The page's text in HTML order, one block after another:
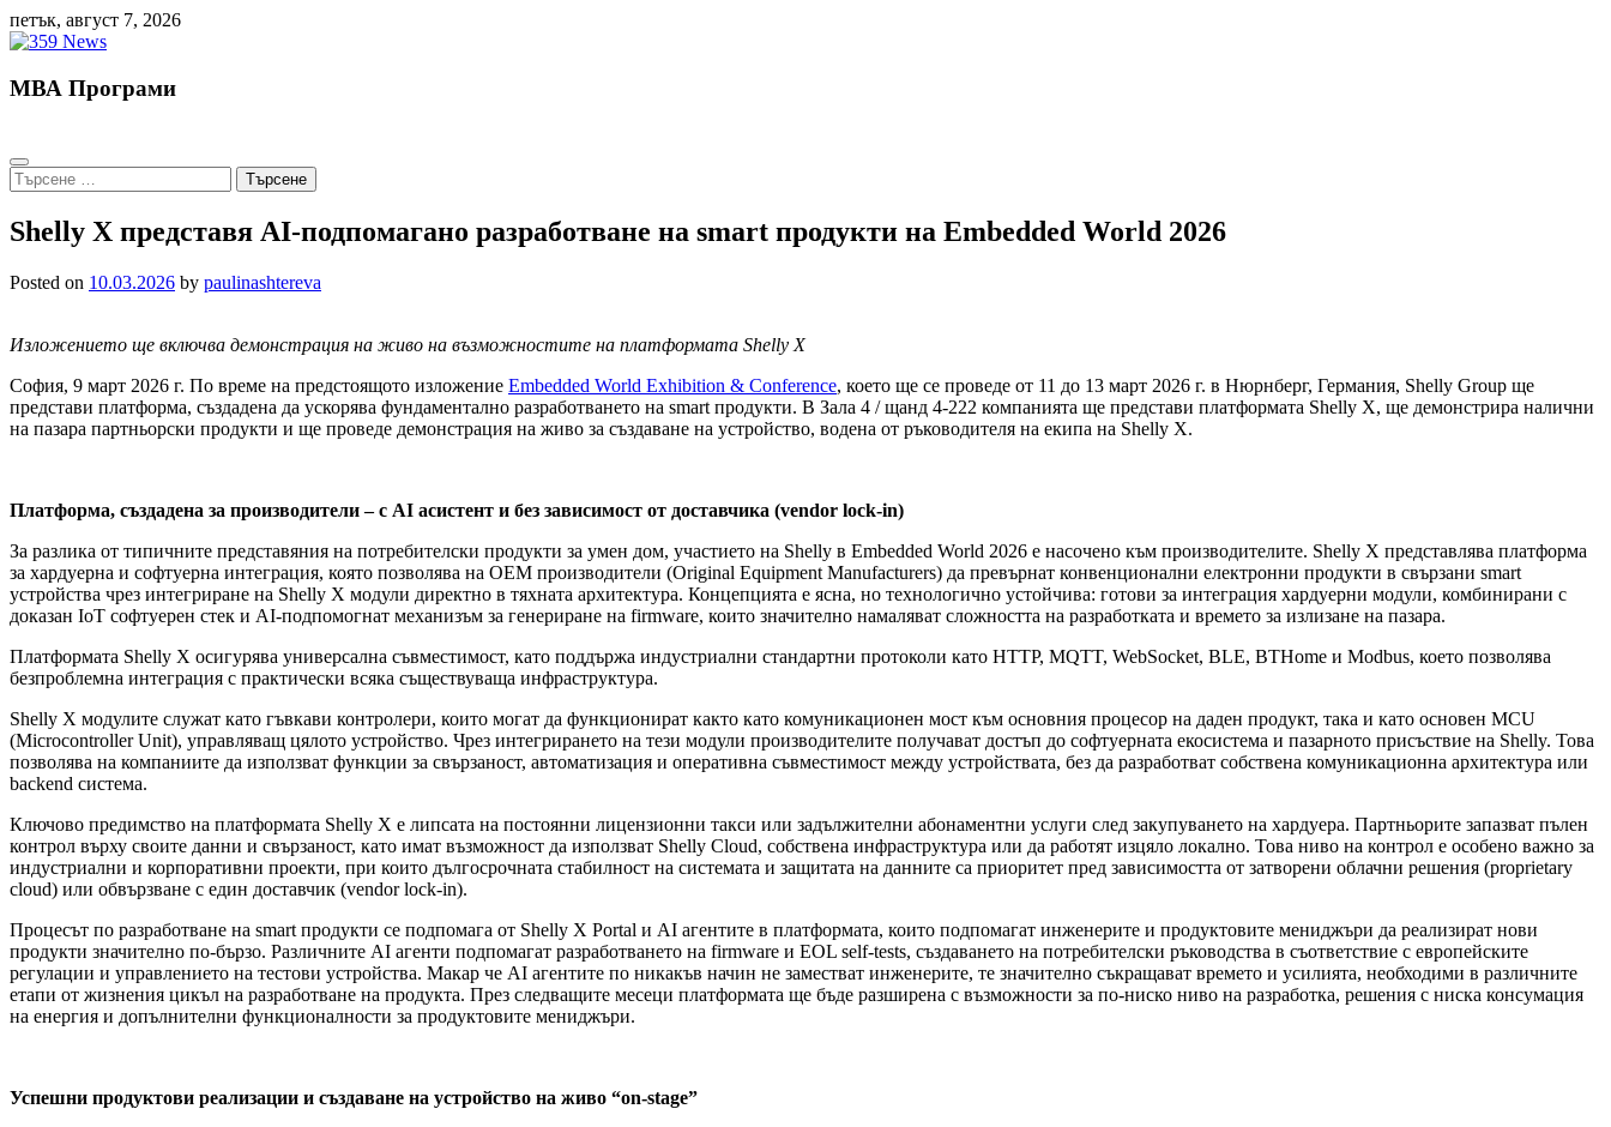
Skip
to
петък, август 7, 2026
МВА Програми
Търсене
за:
Shelly X представя AI-подпомагано разработване на smart продукти на Embedded World 2026
Posted on 10.03.2026 by paulinashtereva
Изложението ще включва демонстрация на живо на възможностите на платформата Shelly X
София, 9 март 2026 г. По време на предстоящото изложение Embedded World Exhibition & Conference, което ще се проведе от 11 до 13 март 2026 г. в Нюрнберг, Германия, Shelly Group ще
представи платформа, създадена да ускорява фундаментално разработването на smart продукти. В Зала 4 / щанд 4-222 компанията ще представи платформата Shelly X, ще демонстрира налични
на пазара партньорски продукти и ще проведе демонстрация на живо за създаване на устройство, водена от ръководителя на екипа на Shelly X.
Платформа, създадена за производители – с AI асистент и без зависимост от доставчика (vendor lock-in)
За разлика от типичните представяния на потребителски продукти за умен дом, участието на Shelly в Embedded World 2026 е насочено към производителите. Shelly X представлява платформа
за хардуерна и софтуерна интеграция, която позволява на OEM производители (Original Equipment Manufacturers) да превърнат конвенционални електронни продукти в свързани smart
устройства чрез интегриране на Shelly X модули директно в тяхната архитектура. Концепцията е ясна, но технологично устойчива: готови за интеграция хардуерни модули, комбинирани с
доказан IoT софтуерен стек и AI-подпомогнат механизъм за генериране на firmware, които значително намаляват сложността на разработката и времето за излизане на пазара.
Платформата Shelly X осигурява универсална съвместимост, като поддържа индустриални стандартни протоколи като HTTP, MQTT, WebSocket, BLE, BTHome и Modbus, което позволява
безпроблемна интеграция с практически всяка съществуваща инфраструктура.
Shelly X модулите служат като гъвкави контролери, които могат да функционират както като комуникационен мост към основния процесор на даден продукт, така и като основен MCU
(Microcontroller Unit), управляващ цялото устройство. Чрез интегрирането на тези модули производителите получават достъп до софтуерната екосистема и пазарното присъствие на Shelly. Това
позволява на компаниите да използват функции за свързаност, автоматизация и оперативна съвместимост между устройствата, без да разработват собствена комуникационна архитектура или
backend система.
Ключово предимство на платформата Shelly X е липсата на постоянни лицензионни такси или задължителни абонаментни услуги след закупуването на хардуера. Партньорите запазват пълен
контрол върху своите данни и свързаност, като имат възможност да използват Shelly Cloud, собствена инфраструктура или да работят изцяло локално. Това ниво на контрол е особено важно за
индустриални и корпоративни проекти, при които дългосрочната стабилност на системата и защитата на данните са приоритет пред зависимостта от затворени облачни решения (proprietary
cloud) или обвързване с един доставчик (vendor lock-in).
Процесът по разработване на smart продукти се подпомага от Shelly X Portal и AI агентите в платформата, които подпомагат инженерите и продуктовите мениджъри да реализират нови
продукти значително по-бързо. Различните AI агенти подпомагат разработването на firmware и EOL self-tests, създаването на потребителски ръководства в съответствие с европейските
регулации и управлението на тестови устройства. Макар че AI агентите по никакъв начин не заместват инженерите, те значително съкращават времето и усилията, необходими в различните
етапи от жизнения цикъл на разработване на продукта. През следващите месеци платформата ще бъде разширена с възможности за по-ниско ниво на разработка, решения с ниска консумация
на енергия и допълнителни функционалности за продуктовите мениджъри.
Успешни продуктови реализации и създаване на устройство на живо “on-stage”